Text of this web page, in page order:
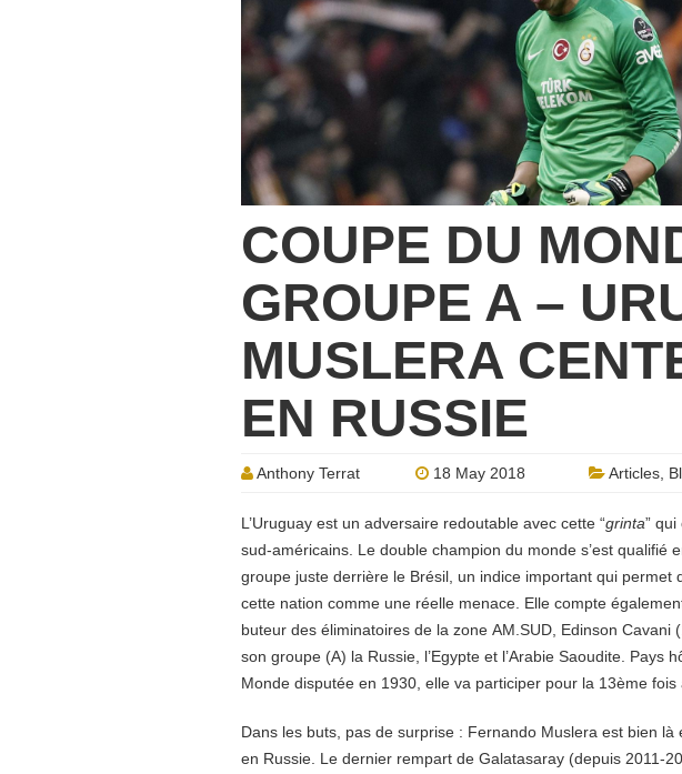
COUPE DU
GROUPE A –
MUSLERA
EN RUSSIE
Anthony Terrat 18 May 2018 Articles
L’Uruguay est un adversaire redoutable avec cette “grinta”
sud-américains. Le double champion du monde s’est qualifié
groupe juste derrière le Brésil, un indice important qui permet
cette nation comme une réelle menace. Elle compte
buteur des éliminatoires de la zone AM.SUD, Edinson Cavani
son groupe (A) la Russie, l’Egypte et l’Arabie Saoudite. Pays
Monde disputée en 1930, elle va participer pour la 13ème fois
Dans les buts, pas de surprise : Fernando Muslera est bien
en Russie. Le dernier rempart de Galatasaray (depuis 2011-